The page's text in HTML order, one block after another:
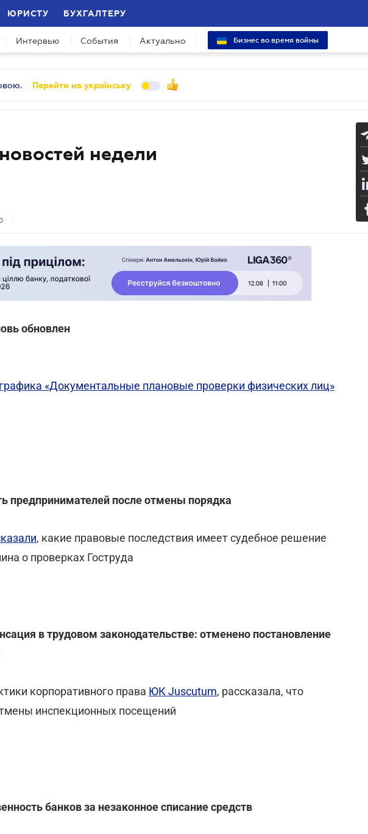
ЮРИСТУ БУХГАЛТЕРУ
Интервью События Актуально Бизнес во время войны
Перейти на українську
недели
обновлен
«Документальные плановые проверки физических лиц»
предпринимателей после отмены порядка
, какие правовые последствия имеет судебное решение
о проверках Гоструда
в трудовом законодательстве: отменено постановление
корпоративного права ЮК Juscutum, рассказала, что
инспекционных посещений
банков за незаконное списание средств